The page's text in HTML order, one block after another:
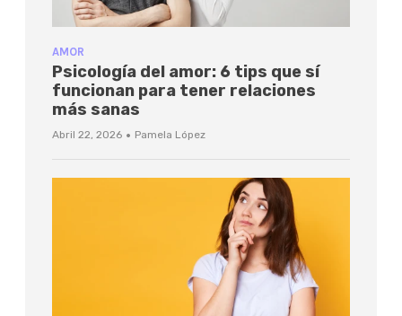
AMOR
Psicología del amor: 6 tips que sí
funcionan para tener relaciones
más sanas
Abril 22, 2026 · Pamela López